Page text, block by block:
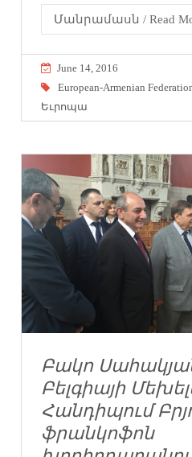
Մանրամասն / Read
June 14, 2016
European-Armenian
Եւրոպա
Բակո
Բելգիայի
Հանդիպում
ֆրանկոֆոն